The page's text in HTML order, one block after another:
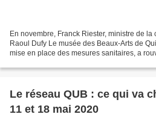
En novembre, Franck Riester, ministre de
Raoul Dufy Le musée des Beaux-Arts de
mise en place des mesures sanitaires, a
Le réseau QUB : ce qui va
11 et 18 mai 2020